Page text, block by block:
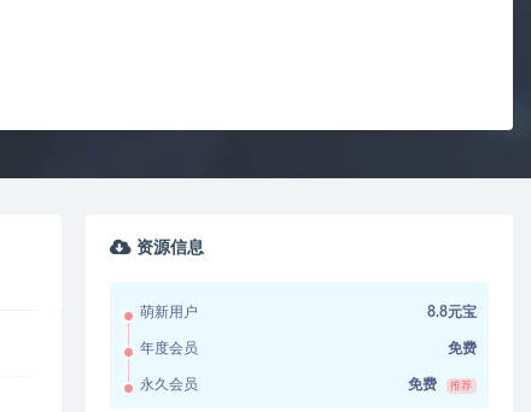
资源信息
萌新用户 8.8元宝
年度会员 免费
永久会员 免费 推荐